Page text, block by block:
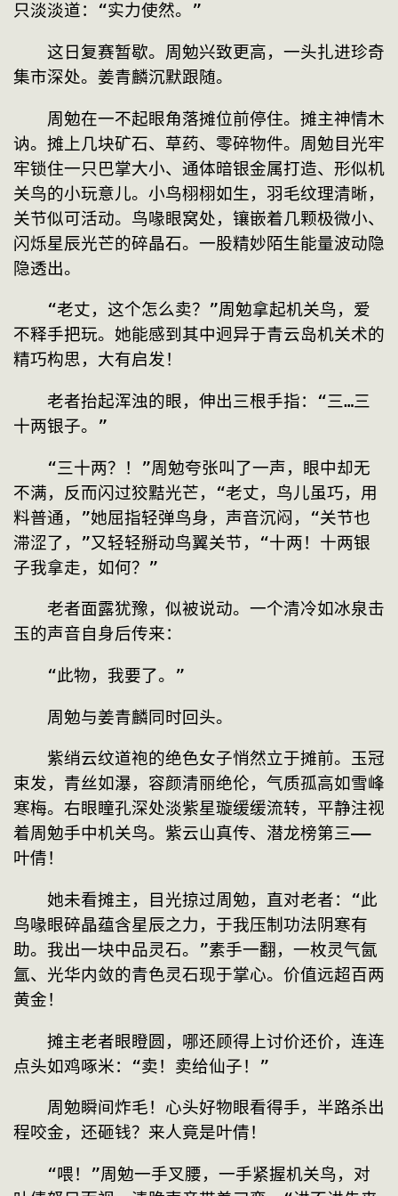
只淡淡道：“实力使然。”
这日复赛暂歇。周勉兴致更高，一头扎进珍奇
集市深处。姜青麟沉默跟随。
周勉在一不起眼角落摊位前停住。摊主神情木
讷。摊上几块矿石、草药、零碎物件。周勉目光牢
牢锁住一只巴掌大小、通体暗银金属打造、形似机
关鸟的小玩意儿。小鸟栩栩如生，羽毛纹理清晰，
关节似可活动。鸟喙眼窝处，镶嵌着几颗极微小、
闪烁星辰光芒的碎晶石。一股精妙陌生能量波动隐
隐透出。
“老丈，这个怎么卖？”周勉拿起机关鸟，爱
不释手把玩。她能感到其中迥异于青云岛机关术的
精巧构思，大有启发！
老者抬起浑浊的眼，伸出三根手指：“三…三
十两银子。”
“三十两？！”周勉夸张叫了一声，眼中却无
不满，反而闪过狡黠光芒，“老丈，鸟儿虽巧，用
料普通，”她屈指轻弹鸟身，声音沉闷，“关节也
滞涩了，”又轻轻掰动鸟翼关节，“十两！十两银
子我拿走，如何？”
老者面露犹豫，似被说动。一个清冷如冰泉击
玉的声音自身后传来：
“此物，我要了。”
周勉与姜青麟同时回头。
紫绡云纹道袍的绝色女子悄然立于摊前。玉冠
束发，青丝如瀑，容颜清丽绝伦，气质孤高如雪峰
寒梅。右眼瞳孔深处淡紫星璇缓缓流转，平静注视
着周勉手中机关鸟。紫云山真传、潜龙榜第三——
叶倩！
她未看摊主，目光掠过周勉，直对老者：“此
鸟喙眼碎晶蕴含星辰之力，于我压制功法阴寒有
助。我出一块中品灵石。”素手一翻，一枚灵气氤
氲、光华内敛的青色灵石现于掌心。价值远超百两
黄金！
摊主老者眼瞪圆，哪还顾得上讨价还价，连连
点头如鸡啄米：“卖！卖给仙子！”
周勉瞬间炸毛！心头好物眼看得手，半路杀出
程咬金，还砸钱？来人竟是叶倩！
“喂！”周勉一手叉腰，一手紧握机关鸟，对